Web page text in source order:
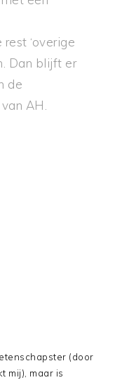
rest ‘overige
Dan blijft er
de
AH.
(door
mij), maar is